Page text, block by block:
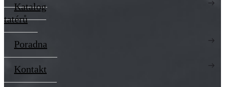
Katalog
tatérů
Poradna
Kontakt